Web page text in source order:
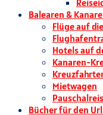
Balearen &
Flüge auf
Hotels auf
Kanaren-
Mietwagen
Bücher für den